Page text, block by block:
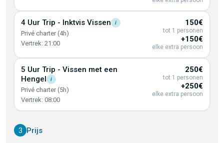
4 Uur Trip - Inktvis Vissen i
Privé charter (4h)
Vertrek: 21:00
150€
tot 1 personen
+150€
elke extra persoon
5 Uur Trip - Vissen met een
Hengel
i
Privé charter (5h)
Vertrek: 08:00
250€
tot 1 personen
+250€
elke extra persoon
3 Prijs